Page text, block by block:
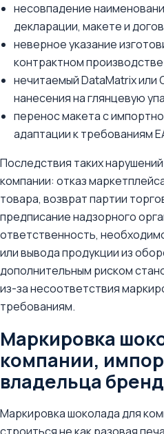
несовпадение
декларации, макете и
неверное указание
контрактном
нечитаемый DataMatrix или
нанесения на глянцевую
перенос макета с
адаптации к требованиям
Последствия таких
компании: отказ
товара, возврат партии
предписание надзорного
ответственность,
или вывода продукции из
дополнительным риском
из-за несоответствия
требованиям.
Маркировка
компании,
владельца
Маркировка шоколада для